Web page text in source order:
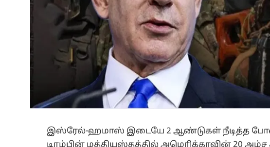
இஸ்ரேல்-ஹமாஸ் இடையே 2 ஆண்டுகள் நீடித்த
டிரம்பின் மத்தியஸ்தத்தில் அமெரிக்காவின் 20 அம்ச